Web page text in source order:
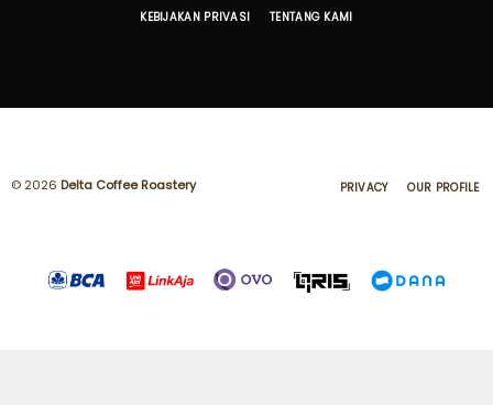
KEBIJAKAN PRIVASI TENTANG KAMI
© 2026 Delta Coffee Roastery PRIVACY OUR PROFILE